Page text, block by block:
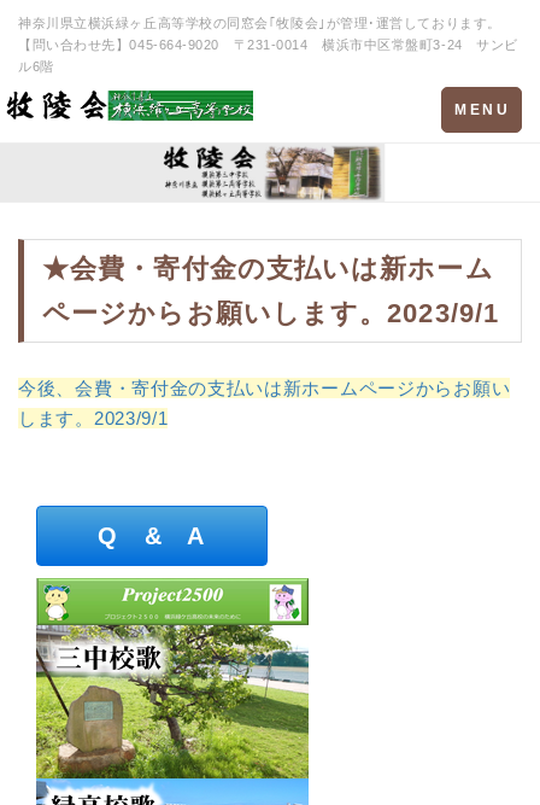
神奈川県立横浜緑ヶ丘高等学校の同窓会｢牧陵会｣が管理･運営しております。
【問い合わせ先】045-664-9020 〒231-0014 横浜市中区常盤町3-24 サンビ
ル6階
Toggle
navigation
MENU
★会費・寄付金の支払いは新ホーム
ページからお願いします。2023/9/1
今後、会費・寄付金の支払いは新ホームページからお願い
します。2023/9/1
Q & A